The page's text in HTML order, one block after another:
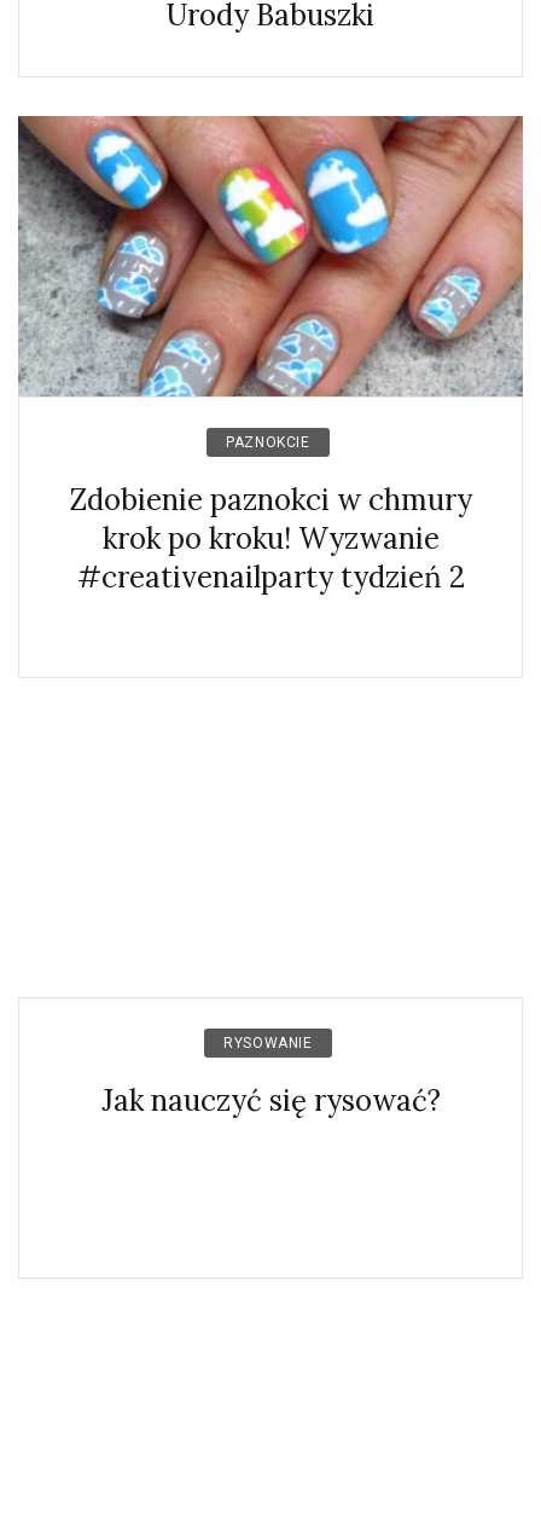
Urody Babuszki
PAZNOKCIE
Zdobienie paznokci w chmury
krok po kroku! Wyzwanie
#creativenailparty tydzień 2
RYSOWANIE
Jak nauczyć się rysować?